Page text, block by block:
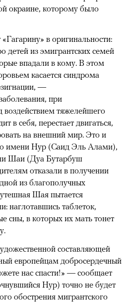
окраине, которому было
в оригинальности:
детей из эмигрантских семей
впадали в кому. В этом
касается синдрома
—
при
воздействием тяжелейшего
в себя, перестает двигаться,
на внешний мир. Это и
имени Нур (Саид Эль Алами),
Шаи (Дуа Бутарбуш
отказали в получении
из благополучных
Шая пытается
наглотавшись таблеток,
сны, в которых их мать тонет
составляющей
европейцам добросердечный
нас спасти!» — сообщает
Нур) точно не будет
обострения мигрантского